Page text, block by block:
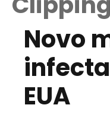
Novo
EUA